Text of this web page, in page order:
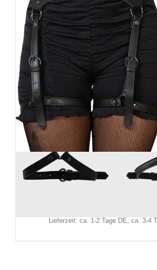
Killstar Bein-Harness
49,90
Lieferzeit: ca. 1-2 Tage DE, ca. 3-4